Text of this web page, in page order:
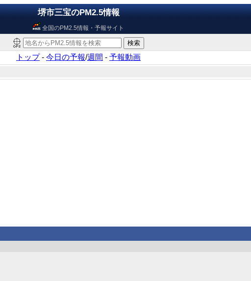
堺市三宝のPM2.5情報
全国のPM2.5情報・予報サイト
トップ- 今日の予報/週間 - 予報動画